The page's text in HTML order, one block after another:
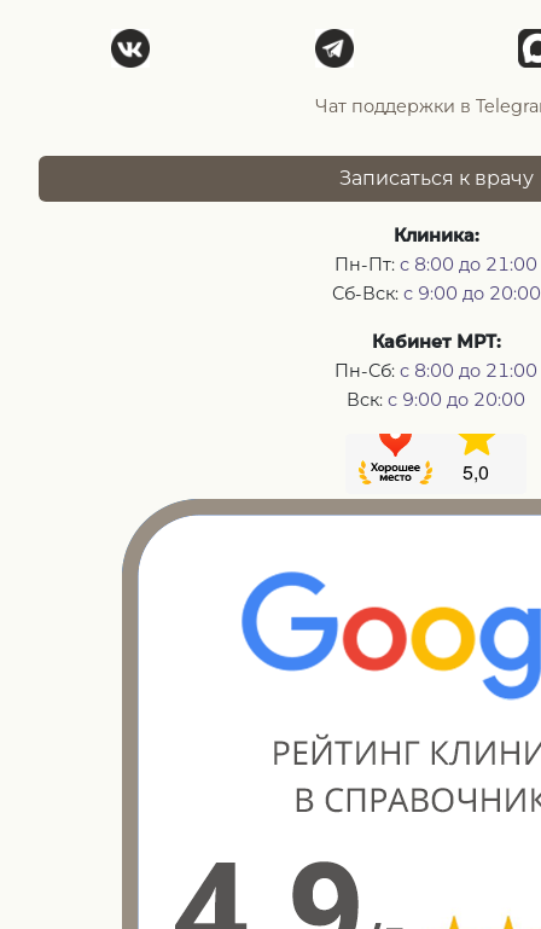
Чат поддержки в
Записаться к врачу
Клиника:
Пн-Пт: с 8:00 до 21:00
Сб-Вск: с 9:00 до 20:00
Кабинет МРТ:
Пн-Сб: с 8:00 до 21:00
Вск: с 9:00 до 20:00